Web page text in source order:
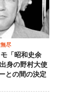
尽
「昭和史余
身の野村大使
との間の決定